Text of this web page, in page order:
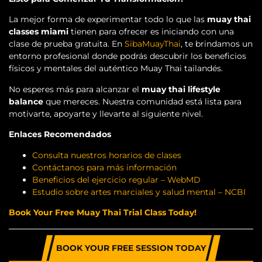
La mejor forma de experimentar todo lo que las muay thai
classes miami tienen para ofrecer es iniciando con una
clase de prueba gratuita. En SibaMuayThai, te brindamos un
entorno profesional donde podrás descubrir los beneficios
físicos y mentales del auténtico Muay Thai tailandés.
No esperes más para alcanzar el muay thai lifestyle
balance que mereces. Nuestra comunidad está lista para
motivarte, apoyarte y llevarte al siguiente nivel.
Enlaces Recomendados
Consulta nuestros horarios de clases
Contáctanos para más información
Beneficios del ejercicio regular – WebMD
Estudio sobre artes marciales y salud mental – NCBI
Book Your Free Muay Thai Trial Class Today!
BOOK YOUR FREE SESSION TODAY